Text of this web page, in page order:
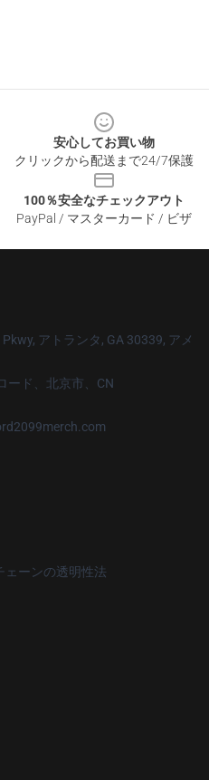
安心してお買い物
クリックから配送まで24/7保護
100％安全なチェックアウト
PayPal / マスターカード / ビザ
アトランタ, GA 30339, アメ
ード、北京市、CN
ェーンの透明性法